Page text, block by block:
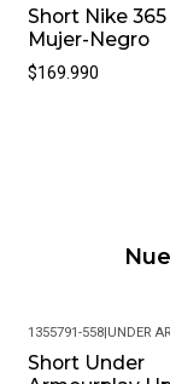
Short Nike
Mujer-Negro
$169.990
-29%
1355791-558|UNDER
Short Under